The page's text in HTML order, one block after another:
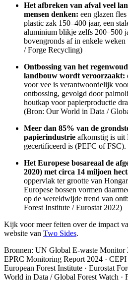
Het afbreken van afval veel
mensen denken: een glazen
plastic zak 150–400 jaar, een
aluminium blikje zelfs 200–500
bovengronds af in enkele
/ Forge Recycling)
Ontbossing van het
landbouw wordt veroorzaakt:
voor vee is verantwoordelijk
ontbossing, gevolgd door
houtkap voor papierproductie
(Bron: Our World in Data /
Meer dan 85% van de
papierindustrie afkomstig is uit
gecertificeerd is (PEFC of
Het Europese bosareaal de
2020) met circa 14 miljoen
oppervlak ter grootte van
Europese bossen vormen
op de wereldwijde trend van
Forest Institute / Eurostat 2022)
Kijk voor meer feiten over de impact
website van Two Sides.
Bronnen: UN Global E-waste
EPRC Monitoring Report 2024 · CEPI
European Forest Institute · Eurostat
World in Data / Global Forest Watch ·